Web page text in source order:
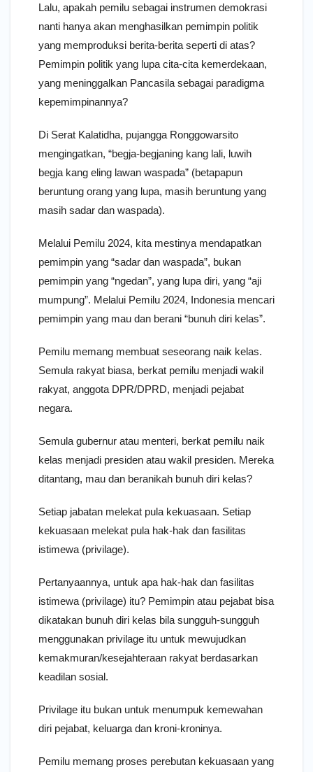
Lalu, apakah pemilu sebagai instrumen demokrasi
nanti hanya akan menghasilkan pemimpin politik
yang memproduksi berita-berita seperti di atas?
Pemimpin politik yang lupa cita-cita kemerdekaan,
yang meninggalkan Pancasila sebagai paradigma
kepemimpinannya?
Di Serat Kalatidha, pujangga Ronggowarsito
mengingatkan, “begja-begjaning kang lali, luwih
begja kang eling lawan waspada” (betapapun
beruntung orang yang lupa, masih beruntung yang
masih sadar dan waspada).
Melalui Pemilu 2024, kita mestinya mendapatkan
pemimpin yang “sadar dan waspada”, bukan
pemimpin yang “ngedan”, yang lupa diri, yang “aji
mumpung”. Melalui Pemilu 2024, Indonesia mencari
pemimpin yang mau dan berani “bunuh diri kelas”.
Pemilu memang membuat seseorang naik kelas.
Semula rakyat biasa, berkat pemilu menjadi wakil
rakyat, anggota DPR/DPRD, menjadi pejabat
negara.
Semula gubernur atau menteri, berkat pemilu naik
kelas menjadi presiden atau wakil presiden. Mereka
ditantang, mau dan beranikah bunuh diri kelas?
Setiap jabatan melekat pula kekuasaan. Setiap
kekuasaan melekat pula hak-hak dan fasilitas
istimewa (privilage).
Pertanyaannya, untuk apa hak-hak dan fasilitas
istimewa (privilage) itu? Pemimpin atau pejabat bisa
dikatakan bunuh diri kelas bila sungguh-sungguh
menggunakan privilage itu untuk mewujudkan
kemakmuran/kesejahteraan rakyat berdasarkan
keadilan sosial.
Privilage itu bukan untuk menumpuk kemewahan
diri pejabat, keluarga dan kroni-kroninya.
Pemilu memang proses perebutan kekuasaan yang